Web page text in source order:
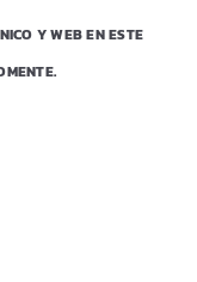
Y WEB EN ESTE